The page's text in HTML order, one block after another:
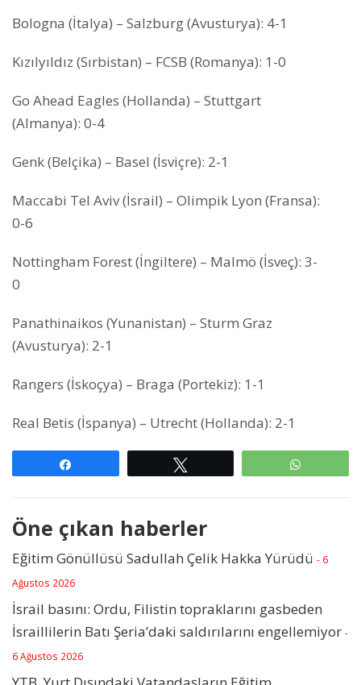
Bologna (İtalya) – Salzburg (Avusturya): 4-1
Kızılyıldız (Sırbistan) – FCSB (Romanya): 1-0
Go Ahead Eagles (Hollanda) – Stuttgart
(Almanya): 0-4
Genk (Belçika) – Basel (İsviçre): 2-1
Maccabi Tel Aviv (İsrail) – Olimpik Lyon (Fransa):
0-6
Nottingham Forest (İngiltere) – Malmö (İsveç): 3-
0
Panathinaikos (Yunanistan) – Sturm Graz
(Avusturya): 2-1
Rangers (İskoçya) – Braga (Portekiz): 1-1
Real Betis (İspanya) – Utrecht (Hollanda): 2-1
Öne çıkan haberler
Eğitim Gönüllüsü Sadullah Çelik Hakka Yürüdü - 6
Ağustos 2026
İsrail basını: Ordu, Filistin topraklarını gasbeden
İsraillilerin Batı Şeria’daki saldırılarını engellemiyor -
6 Ağustos 2026